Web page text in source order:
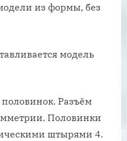
из формы, без
модель
половинок. Разъём
Половинки
штырями 4.